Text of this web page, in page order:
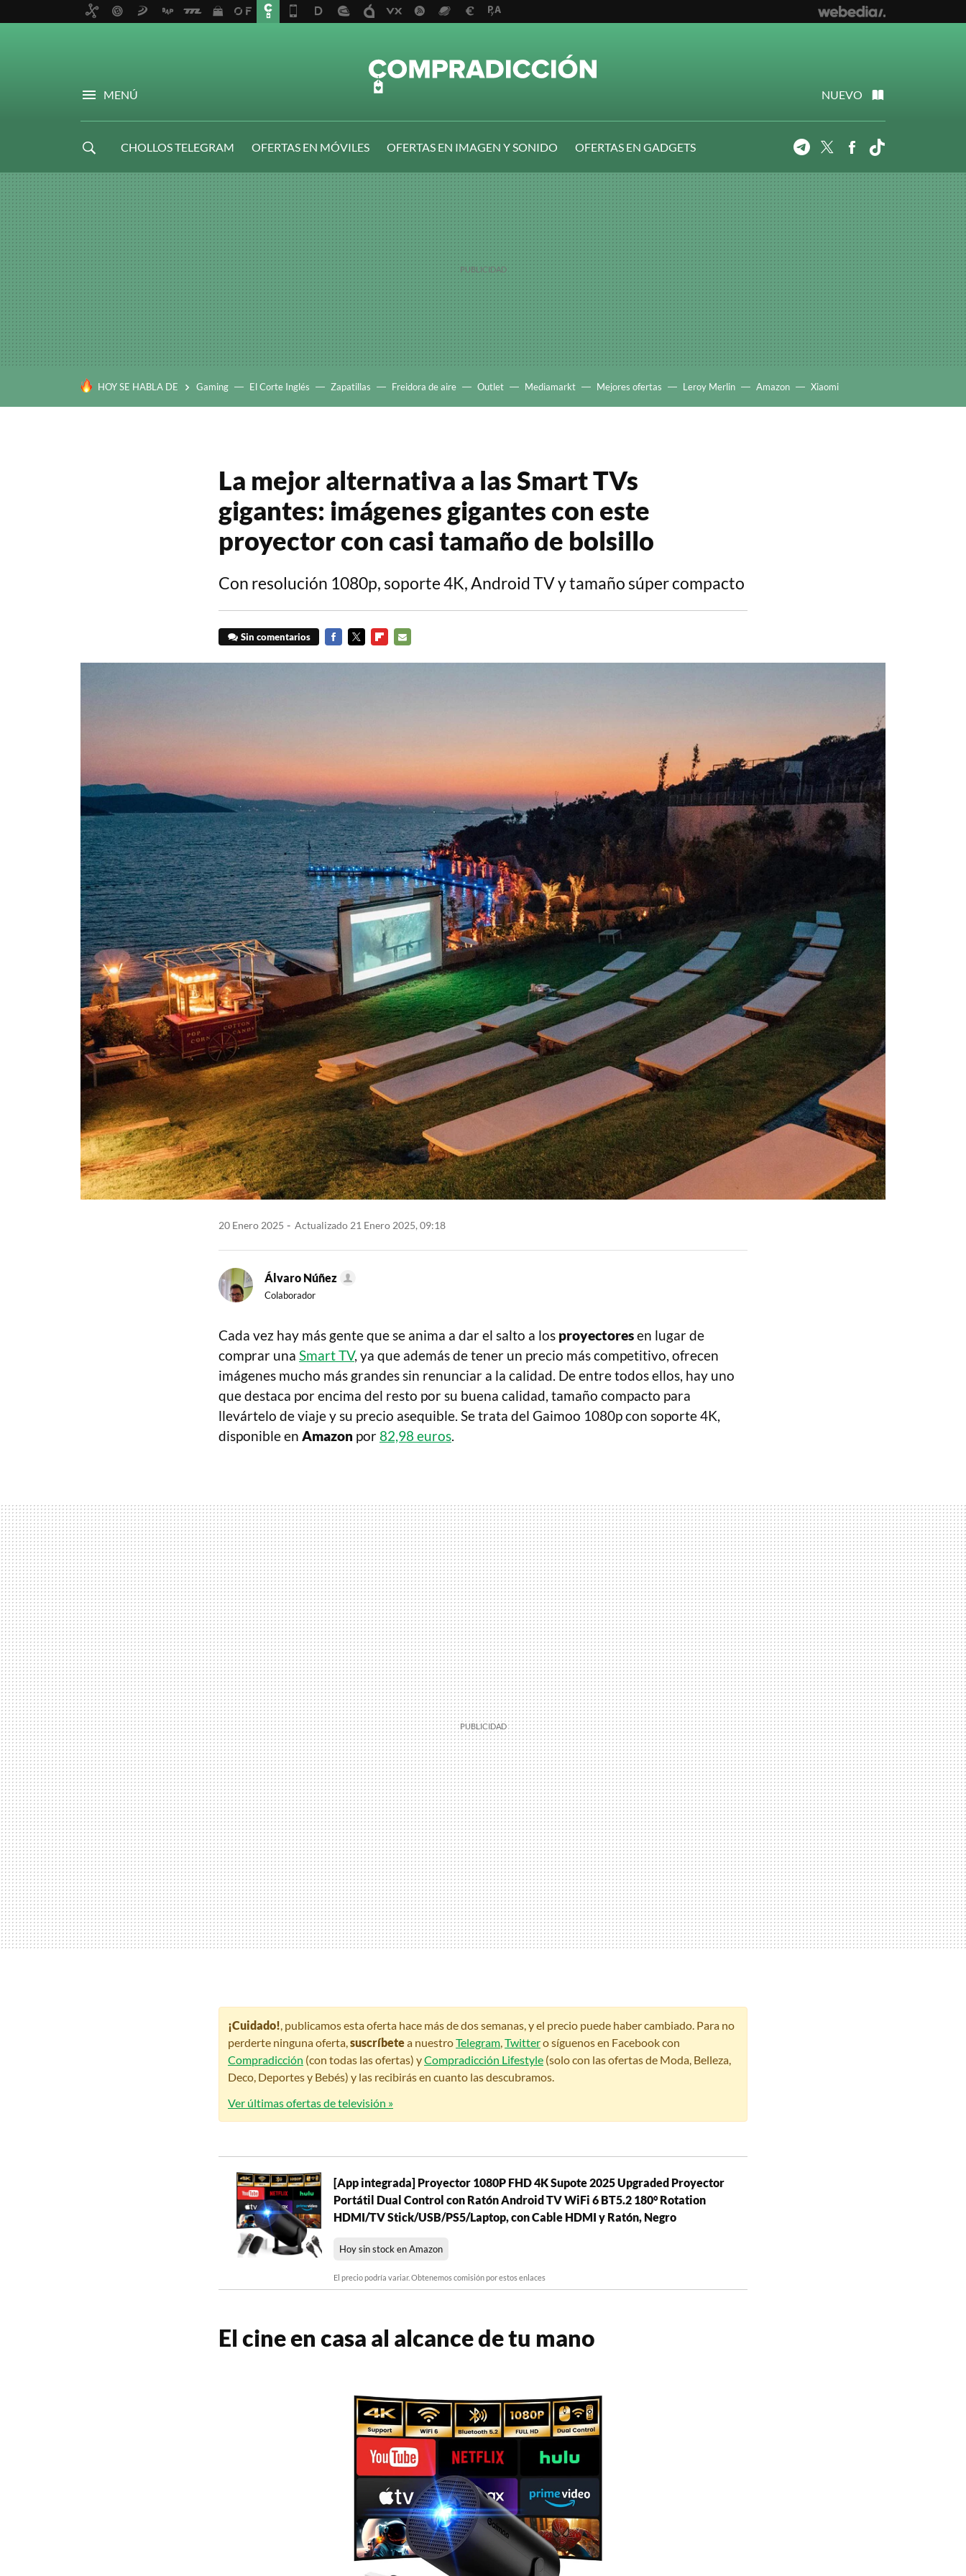
MENÚ NUEVO
CHOLLOS TELEGRAM OFERTAS EN MÓVILES OFERTAS EN IMAGEN Y SONIDO
OFERTAS EN GADGETS
TelegramTwitterFacebook
HOY SE HABLA DE Gaming El Corte Inglés Zapatillas Freidora de aire Outlet Mediamarkt Mejores ofertas Leroy Merlin Amazon Xiaomi
La mejor alternativa a las Smart TVs
gigantes: imágenes gigantes con este
proyector con casi tamaño de bolsillo
Con resolución 1080p, soporte 4K, Android TV y tamaño súper compacto
Sin comentarios
20 Enero 2025 Actualizado 21 Enero 2025, 09:18
Álvaro Núñez
Colaborador
Cada vez hay más gente que se anima a dar el salto a los proyectoresen lugar de
comprar una Smart TV, ya que además de tener un precio más competitivo, ofrecen
imágenes mucho más grandes sin renunciar a la calidad. De entre todos ellos, hay uno
que destaca por encima del resto por su buena calidad, tamaño compacto para
llevártelo de viaje y su precio asequible. Se trata del Gaimoo 1080p con soporte 4K,
disponible en Amazon por 82,98 euros.
¡Cuidado! , publicamos esta oferta hace más de dos semanas, y el precio puede haber cambiado. Para no
perderte ninguna oferta, suscríbetea nuestroTelegram Twittero síguenos en Facebook con
Compradicción (con todas las ofertas) yCompradicción Lifestyle (solo con las ofertas de Moda, Belleza,
Deco, Deportes y Bebés) y las recibirás en cuanto las descubramos.
Ver últimas ofertas de televisión »
[App integrada] Proyector 1080P FHD 4K Supote 2025 Upgraded Proyector
Portátil Dual Control con Ratón Android TV WiFi 6 BT5.2 180° Rotation
HDMI/TV Stick/USB/PS5/Laptop, con Cable HDMI y Ratón, Negro
Hoy sin stock en Amazon
El precio podría variar. Obtenemos comisión por estos enlaces
El cine en casa al alcance de tu mano